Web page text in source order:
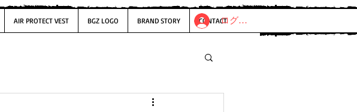
AIR PROTECT VEST BGZ LOGO BRAND STORY CONTACTログイン